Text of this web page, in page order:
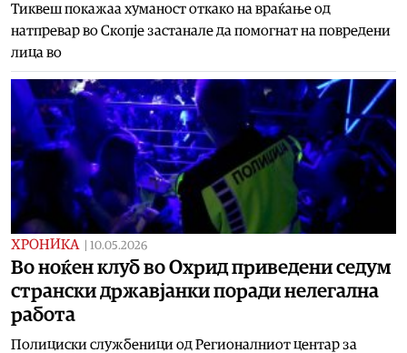
Тиквеш покажаа хуманост откако на враќање од
натпревар во Скопје застанале да помогнат на повредени
лица во
ХРОНИКА 10.05.2026
Во ноќен клуб во Охрид приведени седум
странски државјанки поради нелегална
работа
Полициски службеници од Регионалниот центар за